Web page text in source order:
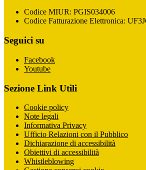
Codice MIUR: PGIS034006
Codice Fatturazione Elettronica:
Seguici su
Facebook
Youtube
Sezione Link Utili
Cookie policy
Note legali
Informativa Privacy
Ufficio Relazioni con il Pubblico
Dichiarazione di accessibilità
Obiettivi di accessibilità
Whistleblowing